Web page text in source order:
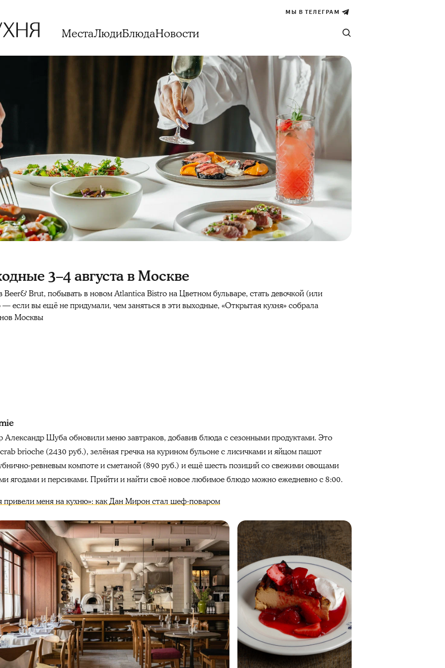
МЫ В ТЕЛЕГРАМ
МестаЛюдиБлюдаНовости
3–4 августа в Москве
Brut, побывать в новом Atlantica Bistro на Цветном бульваре, стать девочкой (или
— если вы ещё не придумали, чем заняться в эти выходные, «Открытая кухня» собрала
Москвы
Шуба обновили меню завтраков, добавив блюда с сезонными продуктами. Это
brioche (2430 руб.), зелёная гречка на курином бульоне с лисичками и яйцом пашот
ревневым компоте и сметаной (890 руб.) и ещё шесть позиций со свежими овощами
ягодами и персиками. Прийти и найти своё новое любимое блюдо можно ежедневно с 8:00.
привели меня на кухню»: как Дан Мирон стал шеф-поваром